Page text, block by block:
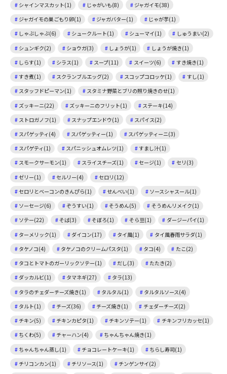
シャインマスカット(1)
じゃがいも(8)
ジャガイモ(38)
ジャガイモの巣ごもり卵(1)
ジャガバター(1)
じゃが芋(1)
しゃぶしゃぶ(6)
シュークルート(1) シューマイ(1)
しゅうまい(2)
シュンギク(2)
ショウガ(3) しょうが(1)
しょうが焼き(1)
しらす(1)
シラス(1) スープ(11) スイーツ(6)
すき焼き(1)
すき煮(1)
スクランブルエッグ(2) スコップコロッケ(1)
すし(1)
スタッフドピーマン(1)
スタミナ野菜とブリの照り焼きのせ(1)
ズッキーニ(22)
ズッキーニのフリット(1)
ステーキ(14)
ストロガノフ(1)
スナップエンドウ(1)
スパイス(2)
スパゲッティ(4)
スパゲッティー(1)
スパゲッティーニ(3)
スパゲティ(1)
スパニッシュオムレツ(1)
すまし汁(1)
スモークサーモン(1)
スライスチーズ(1) セージ(1)
セリ(3)
ゼリー(1)
セルリー(4)
セロリ(12)
セロリとベーコンのきんぴら(1)
せんべい(1)
ソースシャスール(1)
ソーセージ(6)
ぞうすい(1) そうめん(5)
そうめんリメイク(1)
ソテー(22)
そば(3) そぼろ(1) そら豆(1)
ダージーパイ(1)
ターメリック(1)
ダイコン(17) タイ風(1)
タイ風春雨サラダ(1)
タケノコ(4)
タケノコのクリームパスタ(1) タコ(4)
たこ(2)
タコとトマトのガーリックソテー(1)
だし(3)
たたき(2)
ダッカルビ(1)
タマネギ(27)
タラ(13)
タラのチェダーチーズ焼き(1)
タルタル(1)
タルタルソース(4)
タルト(1)
チーズ(36) チーズ焼き(1)
チェダーチーズ(2)
チキン(5)
チキンカピタ(1) チキンソテー(1)
チキンフリカッセ(1)
ちくわ(5)
チャーハン(4)
ちゃんちゃん焼き(1)
ちゃんちゃん蒸し(1)
チョコレートケーキ(1)
ちらし寿司(1)
チリコンカン(1)
チリソース(1) チンゲンサイ(2)